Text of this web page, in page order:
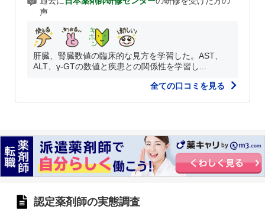
声
肝臓、腎臓数値の臨床的な見方を学習した。AST、
ALT、γ-GTの数値と疾患との関係性を学習し...
全ての口コミを見る
認定薬剤師の実態調査